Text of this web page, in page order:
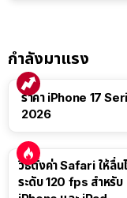
กำลังมาแรง
ราคา iPhone 17
2026
วิธีตั้งค่า Safari ให้ลื่น
ระดับ 120 fps สำหรับ